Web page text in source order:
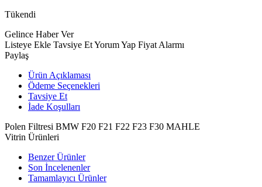
Tükendi
Gelince Haber Ver
Listeye Ekle Tavsiye EtYorum Yap Fiyat Alarmı
Paylaş
Ürün Açıklaması
Ödeme Seçenekleri
Tavsiye Et
İade Koşulları
Polen Filtresi BMW F20 F21 F22 F23 F30 MAHLE
Vitrin Ürünleri
Benzer Ürünler
Son İncelenenler
Tamamlayıcı Ürünler